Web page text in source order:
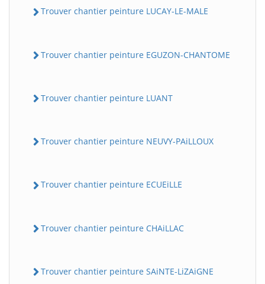
Trouver chantier peinture LUCAY-LE-MALE
Trouver chantier peinture EGUZON-CHANTOME
Trouver chantier peinture LUANT
Trouver chantier peinture NEUVY-PAiLLOUX
Trouver chantier peinture ECUEiLLE
Trouver chantier peinture CHAiLLAC
Trouver chantier peinture SAiNTE-LiZAiGNE